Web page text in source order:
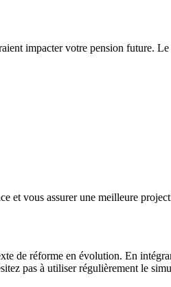
impacter votre pension future.
et vous assurer une meilleure
de réforme en évolution. En
pas à utiliser régulièrement le